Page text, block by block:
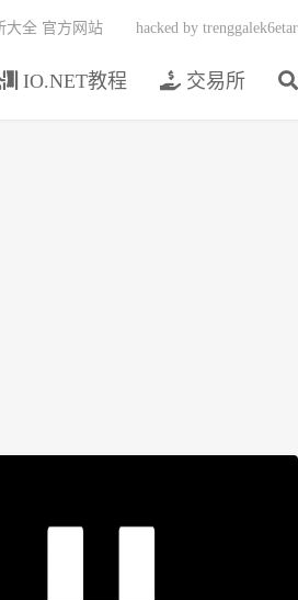
IO.NET教程 交易所
大全 官方网站 hacked by trenggalek6etar